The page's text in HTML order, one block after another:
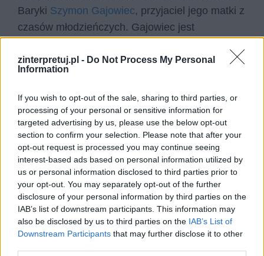
zinterpretuj.pl - Do Not Process My Personal
Information
If you wish to opt-out of the sale, sharing to third parties, or
processing of your personal or sensitive information for
targeted advertising by us, please use the below opt-out
section to confirm your selection. Please note that after your
opt-out request is processed you may continue seeing
interest-based ads based on personal information utilized by
us or personal information disclosed to third parties prior to
your opt-out. You may separately opt-out of the further
disclosure of your personal information by third parties on the
IAB’s list of downstream participants. This information may
also be disclosed by us to third parties on the IAB’s List of
Downstream Participants that may further disclose it to other
Baryki Szymon Gajowiec, przyjaciel jego matki z
czasów młodzieńczych. Gajowiec jest
chłopaka. Nie tylko opiekuje się nim i stara się
warunkach, lecz także wzbudza w nim
zainteresowanie polityką i sprawami ustroju
polskiego. To on odpowiada za to, że Cezary nie
wpada znowu w nurt komunizmu i wykształca
sobie własną opinię na wiele spraw.
Finałem tego procesu jest marsz na Belweder, w
którym Cezary bierze udział, lecz idzie z boku, z
dala od wiodących prym komunistów, czym
podkreśla swoją odrębność od ich poglądów